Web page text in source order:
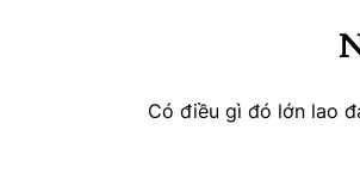
Có điều gì đó lớn lao